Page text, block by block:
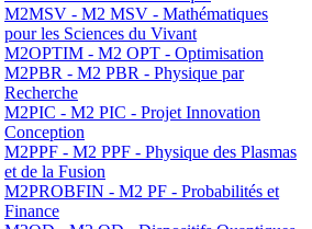
M2MSV - M2 MSV - Mathématiques
pour les Sciences du Vivant
M2OPTIM - M2 OPT - Optimisation
M2PBR - M2 PBR - Physique par
Recherche
M2PIC - M2 PIC - Projet Innovation
Conception
M2PPF - M2 PPF - Physique des Plasmas
et de la Fusion
M2PROBFIN - M2 PF - Probabilités et
Finance